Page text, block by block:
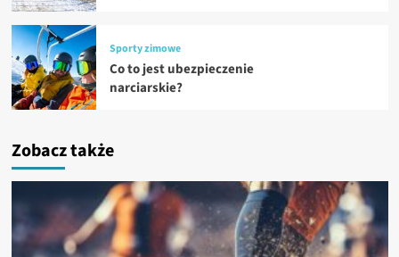
Sporty zimowe
Co to jest ubezpieczenie
narciarskie?
Zobacz także